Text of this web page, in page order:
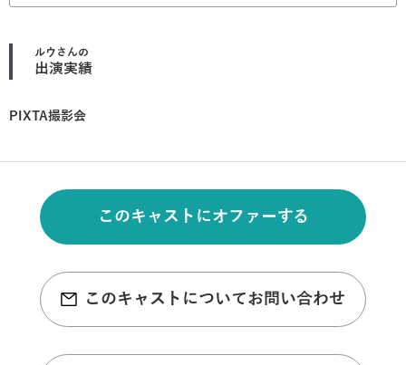
ルウ さんの
出演実績
PIXTA撮影会
このキャストにオファーする
このキャストについてお問い合わせ